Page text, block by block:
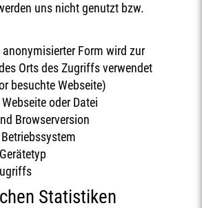
uns nicht genutzt bzw.
anonymisierter Form wird zur
Orts des Zugriffs verwendet
besuchte Webseite)
oder Datei
Browserversion
Statistiken